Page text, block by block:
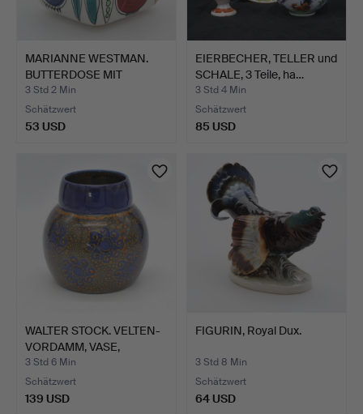
MARIANNE WESTMAN.
BUTTERDOSE MIT
DECKEL, "…
3 Std 2 Min
Schätzwert
53 USD
EIERBECHER, TELLER und
SCHALE, 3 Teile, ha…
3 Std 4 Min
Schätzwert
85 USD
WALTER STOCK. VELTEN-
VORDAMM, VASE,
STEING…
3 Std 6 Min
Schätzwert
139 USD
FIGURIN, Royal Dux.
3 Std 8 Min
Schätzwert
64 USD